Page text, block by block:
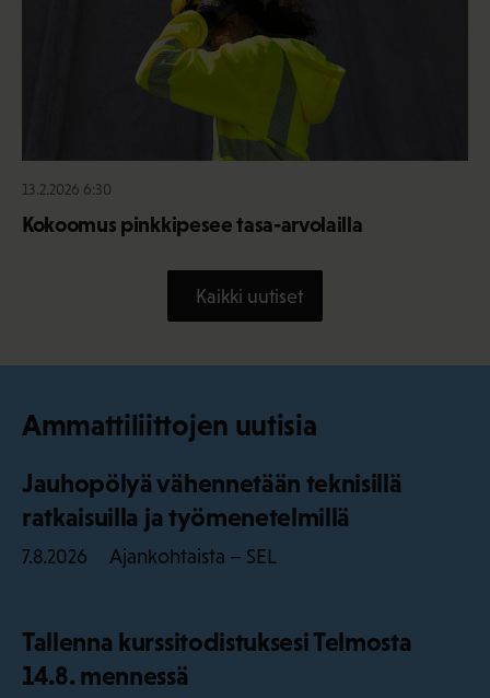
13.2.2026 6:30
Kokoomus pinkkipesee tasa-arvolailla
Kaikki uutiset
Ammattiliittojen uutisia
Jauhopölyä vähennetään teknisillä
ratkaisuilla ja työmenetelmillä
7.8.2026 Ajankohtaista – SEL
Tallenna kurssitodistuksesi Telmosta
14.8. mennessä